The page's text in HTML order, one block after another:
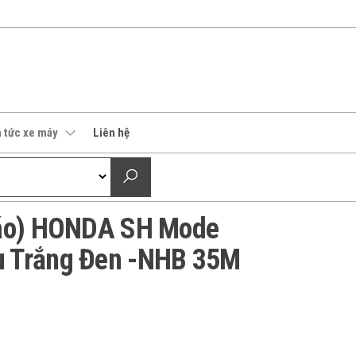
tức xe máy Liên hệ
HONDA SH Mode
Trắng Đen -NHB 35M